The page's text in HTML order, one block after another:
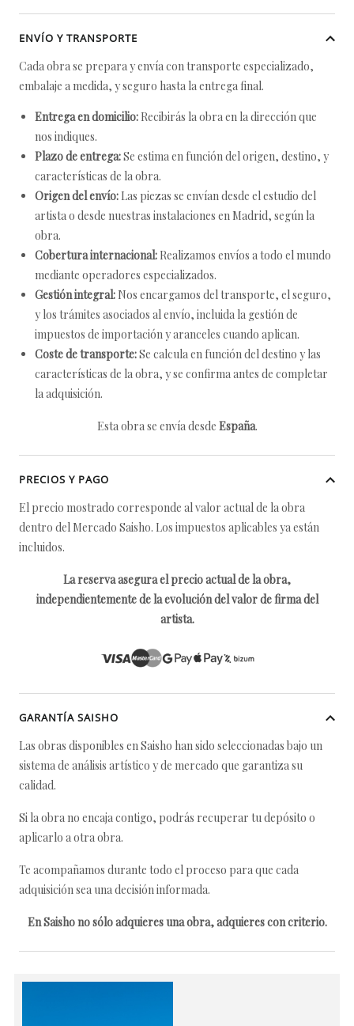
ENVÍO Y TRANSPORTE
Cada obra se prepara y envía con transporte especializado,
embalaje a medida, y seguro hasta la entrega final.
Entrega en domicilio: Recibirás la obra en la dirección que
nos indiques.
Plazo de entrega:Se estima en función del origen, destino, y
características de la obra.
Origen del envío: Las piezas se envían desde el estudio del
artista o desde nuestras instalaciones en Madrid, según la
obra.
Cobertura internacional: Realizamos envíos a todo el mundo
mediante operadores especializados.
Gestión integral: Nos encargamos del transporte, el seguro,
y los trámites asociados al envío, incluida la gestión de
impuestos de importación y aranceles cuando aplican.
Coste de transporte:Se calcula en función del destino y las
características de la obra, y se confirma antes de completar
la adquisición.
Esta obra se envía desde España.
PRECIOS Y PAGO
El precio mostrado corresponde al valor actual de la obra
dentro del Mercado Saisho. Los impuestos aplicables ya están
incluidos.
La reserva asegura el precio actual de la obra,
independientemente de la evolución del valor de firma del
artista.
GARANTÍA SAISHO
Las obras disponibles en Saisho han sido seleccionadas bajo un
sistema de análisis artístico y de mercado que garantiza su
calidad.
Si la obra no encaja contigo, podrás recuperar tu depósito o
aplicarlo a otra obra.
Te acompañamos durante todo el proceso para que cada
adquisición sea una decisión informada.
En Saisho no sólo adquieres una obra, adquieres con criterio.